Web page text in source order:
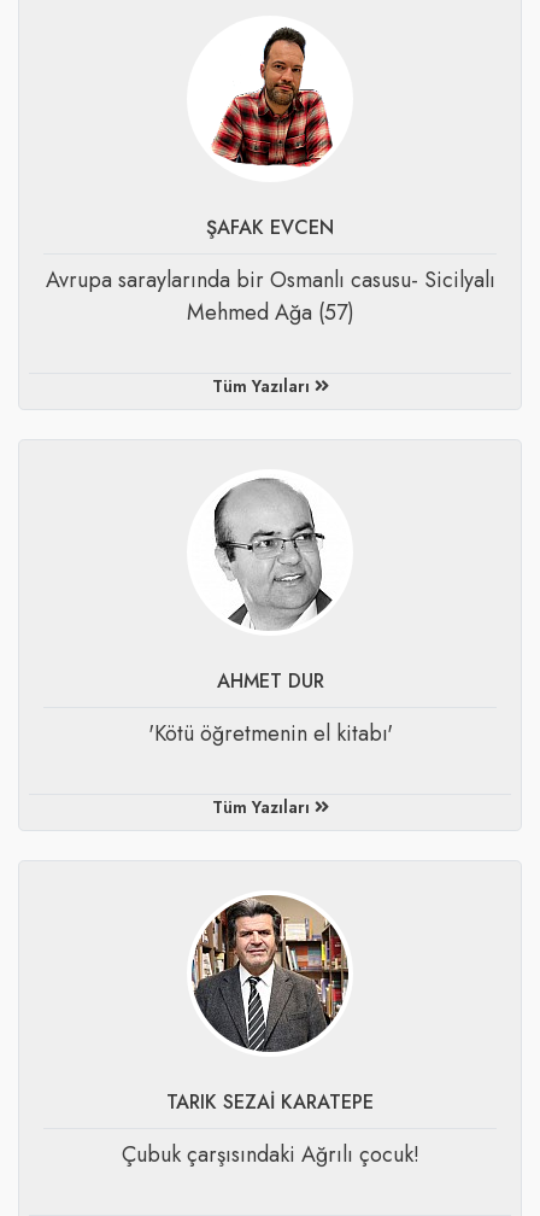
ŞAFAK EVCEN
Avrupa saraylarında bir Osmanlı casusu- Sicilyalı
Mehmed Ağa (57)
Tüm Yazıları
AHMET DUR
'Kötü öğretmenin el kitabı'
Tüm Yazıları
TARIK SEZAİ KARATEPE
​Çubuk çarşısındaki Ağrılı çocuk!